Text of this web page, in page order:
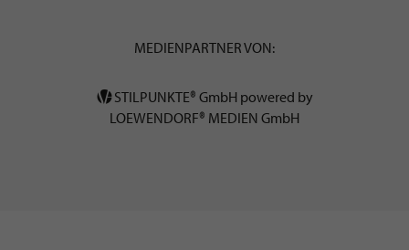
MEDIENPARTNER VON:
STILPUNKTE® GmbH powered by
LOEWENDORF® MEDIEN GmbH